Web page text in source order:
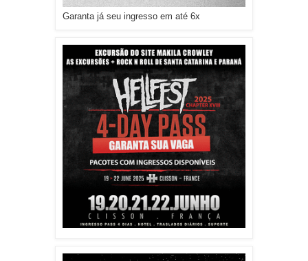
Garanta já seu ingresso em até 6x